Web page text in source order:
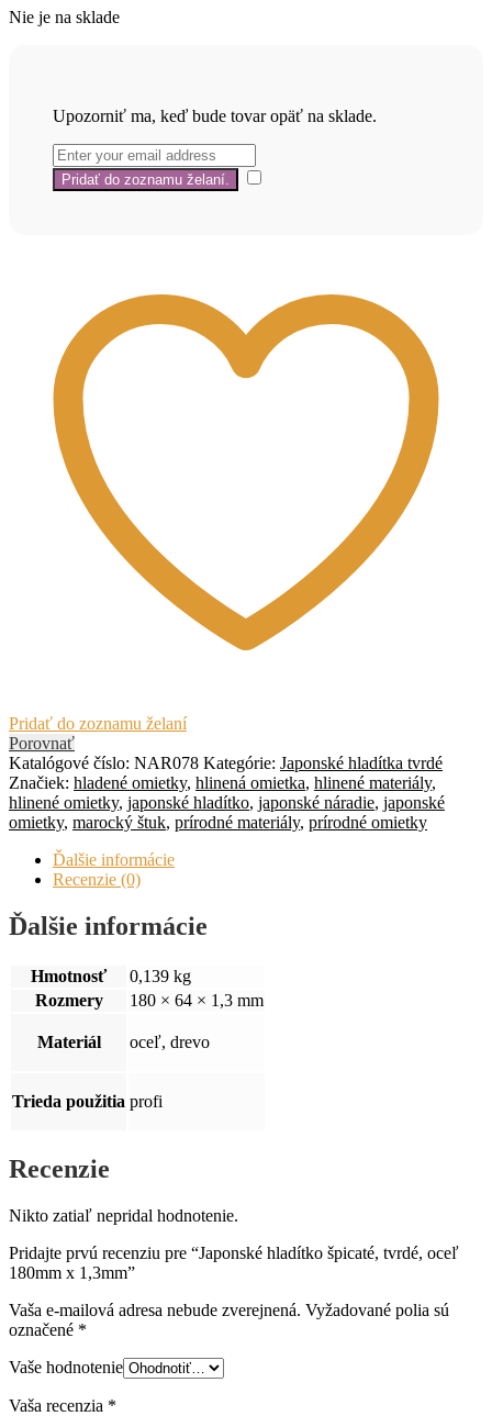
Nie je na sklade
Upozorniť ma, keď bude tovar opäť na sklade.
Pridať do zoznamu želaní
Porovnať
Katalógové číslo: NAR078 Kategórie: Japonské hladítka tvrdé
Značiek: hladené omietky, hlinená omietka, hlinené materiály,
hlinené omietky, japonské hladítko, japonské náradie, japonské
omietky, marocký štuk, prírodné materiály, prírodné omietky
Ďalšie informácie
Recenzie (0)
Ďalšie informácie
Hmotnosť
0,139 kg
Rozmery
180 × 64 × 1,3 mm
Materiál oceľ, drevo
Trieda použitia profi
Recenzie
Nikto zatiaľ nepridal hodnotenie.
Pridajte prvú recenziu pre “Japonské hladítko špicaté, tvrdé, oceľ
180mm x 1,3mm”
Vaša e-mailová adresa nebude zverejnená. Vyžadované polia sú
označené *
Vaše hodnotenie
Vaša recenzia *